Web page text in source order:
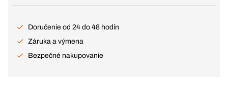
Doručenie od 24 do 48 hodín
Záruka a výmena
Bezpečné nakupovanie